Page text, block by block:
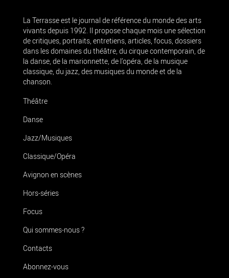
La Terrasse est le journal de référence du monde des arts
vivants depuis 1992. Il propose chaque mois une sélection
de critiques, portraits, entretiens, articles, focus, dossiers
dans les domaines du théâtre, du cirque contemporain, de
la danse, de la marionnette, de l’opéra, de la musique
classique, du jazz, des musiques du monde et de la
chanson.
Théâtre
Danse
Jazz/Musiques
Classique/Opéra
Avignon en scènes
Hors-séries
Focus
Qui sommes-nous ?
Contacts
Abonnez-vous